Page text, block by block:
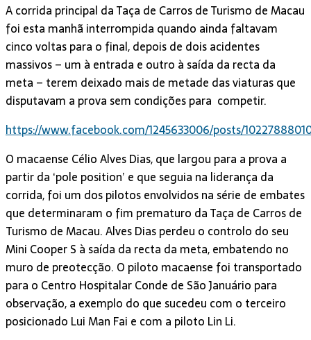
A corrida principal da Taça de Carros de Turismo de Macau
foi esta manhã interrompida quando ainda faltavam
cinco voltas para o final, depois de dois acidentes
massivos – um à entrada e outro à saída da recta da
meta – terem deixado mais de metade das viaturas que
disputavam a prova sem condições para competir.
https://www.facebook.com/1245633006/posts/
O macaense Célio Alves Dias, que largou para a prova a
partir da ‘pole position’ e que seguia na liderança da
corrida, foi um dos pilotos envolvidos na série de embates
que determinaram o fim prematuro da Taça de Carros de
Turismo de Macau. Alves Dias perdeu o controlo do seu
Mini Cooper S à saída da recta da meta, embatendo no
muro de preotecção. O piloto macaense foi transportado
para o Centro Hospitalar Conde de São Januário para
observação, a exemplo do que sucedeu com o terceiro
posicionado Lui Man Fai e com a piloto Lin Li.